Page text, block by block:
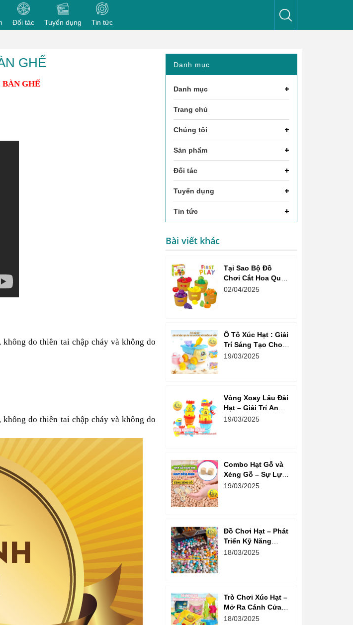
Đối tác Tuyển dụng Tin tức
GHẾ
BÀN GHẾ
không do thiên tai chập cháy và không do
không do thiên tai chập cháy và không do
Danh mục
Danh mục
Trang chủ
Chúng tôi
Sản phẩm
Đối tác
Tuyển dụng
Tin tức
Bài viết khác
Tại Sao Bộ Đồ
Chơi Cắt Hoa Quả
Market Là Sự Lựa
02/04/2025
Ô Tô Xúc Hạt : Giải
Trí Sáng Tạo Cho
Trẻ Em Trong Môi
19/03/2025
Vòng Xoay Lâu Đài
Hạt – Giải Trí An
Toàn Và Vui Vẻ Cho
19/03/2025
Combo Hạt Gỗ và
Xẻng Gỗ – Sự Lựa
Chọn Tuyệt Vời
19/03/2025
Đồ Chơi Hạt – Phát
Triển Kỹ Năng
Sáng Tạo Và Tư
18/03/2025
Trò Chơi Xúc Hạt –
Mở Ra Cánh Cửa
Sáng Tạo Cho Bé
18/03/2025